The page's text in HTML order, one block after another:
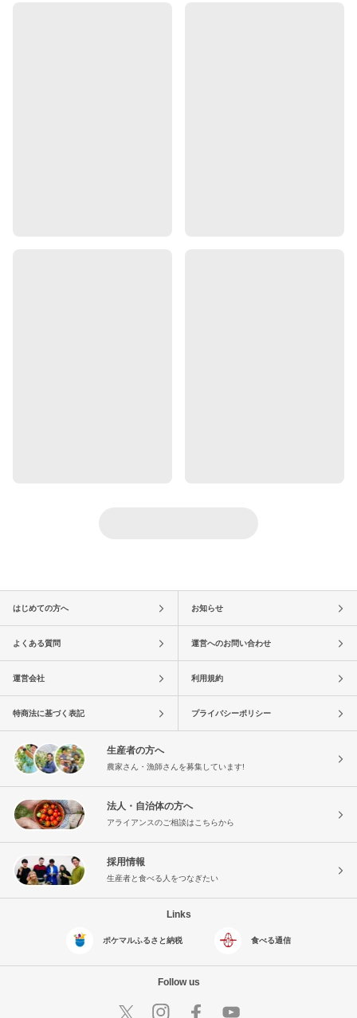
はじめての方へ お知らせ
よくある質問 運営へのお問い合わせ
運営会社 利用規約
特商法に基づく表記 プライバシーポリシー
生産者の方へ
農家さん・漁師さんを募集しています!
法人・自治体の方へ
アライアンスのご相談はこちらから
採用情報
生産者と食べる人をつなぎたい
Links
ポケマルふるさと納税 食べる通信
Follow us